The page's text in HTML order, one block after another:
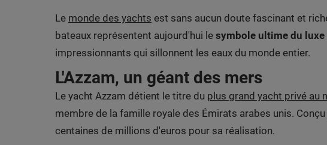
Le monde des yachts est sans aucun doute fascinant et
bateaux représentent aujourd'hui le symbole ultime du
impressionnants qui sillonnent les eaux du monde entier.
L'Azzam, un géant des mers
Le yacht Azzam détient le titre du plus grand yacht privé au
membre de la famille royale des Émirats arabes unis.
centaines de millions d'euros pour sa réalisation.